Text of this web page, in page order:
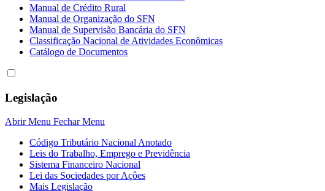
Manual de Crédito Rural
Manual de Organização do SFN
Manual de Supervisão Bancária do SFN
Classificação Nacional de Atividades Econômicas
Catálogo de Documentos
Legislação
Abrir Menu Fechar Menu
Código Tributário Nacional Anotado
Leis do Trabalho, Emprego e Previdência
Sistema Financeiro Nacional
Lei das Sociedades por Açôes
Mais Legislação